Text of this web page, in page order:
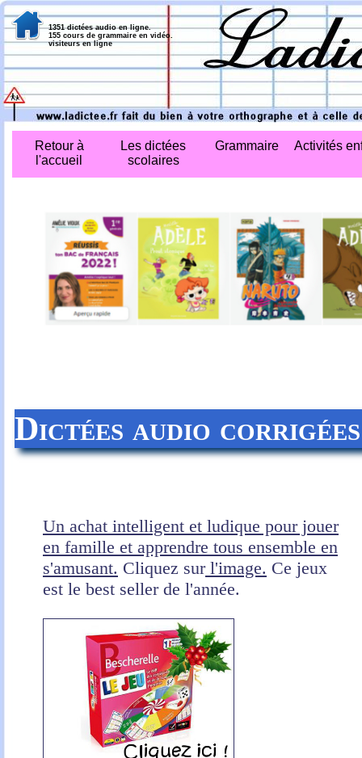
Dictées audio
Un achat intelligent et ludique pour jouer
en famille et apprendre tous ensemble en
s'amusant. Cliquez surl'image. Ce jeux
est le best seller de l'année.